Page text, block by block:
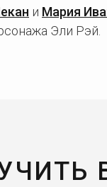
и Мария
Эли Рэй.